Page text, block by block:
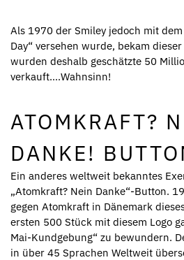
Als 1970 der Smiley jedoch mit
Day“ versehen wurde, bekam
wurden deshalb geschätzte 50
verkauft….Wahnsinn!
ATOMKRAFT?
DANKE!
Ein anderes weltweit bekanntes
„Atomkraft? Nein Danke“-Button.
gegen Atomkraft in Dänemark
ersten 500 Stück mit diesem Logo
Mai-Kundgebung“ zu bewundern.
in über 45 Sprachen Weltweit